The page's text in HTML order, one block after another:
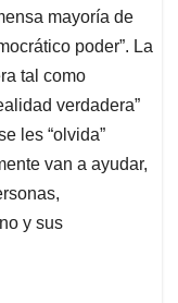
mayoría de
poder”. La
tal como
verdadera”
les “olvida”
van a ayudar,
y sus